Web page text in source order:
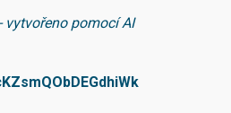
pomocí AI